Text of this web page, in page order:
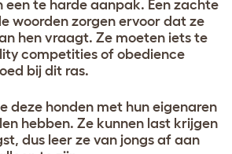
een te harde aanpak. Een zachte
woorden zorgen ervoor dat ze
hen vraagt. Ze moeten iets te
competities of obedience
bij dit ras.
deze honden met hun eigenaren
hebben. Ze kunnen last krijgen
dus leer ze van jongs af aan